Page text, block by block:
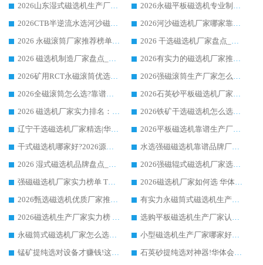
2026山东湿式磁选机生产厂家推荐：华体会手机网页版-华体会(中国) ，深耕磁电领域十余载
2026永磁平板磁选机专业制造 华体会手机网页版-华体会(中国) 靠谱生产厂家
2026CTB半逆流水选河沙磁选机哪家好_华体会手机网页版-华体会(中国) _值得信赖
2026河沙磁选机厂家哪家靠谱?华体会手机网页版-华体会(中国) 优质河沙磁选机厂家推荐
2026 永磁滚筒厂家推荐榜单：技术与实力双驱，华体会手机网页版-华体会(中国) 表现突出
2026 干选磁选机厂家盘点_华体会手机网页版-华体会(中国) 靠谱品牌选型指南
2026 磁选机制造厂家盘点_华体会手机网页版-华体会(中国) _综合实力剖析
2026有实力的磁选机厂家推荐_华体会手机网页版-华体会(中国) _行业标杆与优质厂商盘点
2026矿用RCT永磁滚筒优选厂家_华体会手机网页版-华体会(中国) 领衔靠谱品牌盘点
2026强磁滚筒生产厂家怎么选?行业口碑推荐华体会手机网页版-华体会(中国)
2026全磁滚筒怎么选?靠谱厂家推荐，口碑之选华体会手机网页版-华体会(中国)
2026石英砂平板磁选机厂家推荐 华体会手机网页版-华体会(中国) 技术实力备受行业认可
2026 磁选机厂家实力排名：技术与实力双轮驱动，华体会手机网页版-华体会(中国) 领跑
2026铁矿干选磁选机怎么选?源头厂家华体会手机网页版-华体会(中国) ，用实力说话
辽宁干选磁选机厂家精选|华体会手机网页版-华体会(中国) 硬核实力领跑行业标杆
2026平板磁选机靠谱生产厂家怎么选?行业标杆华体会手机网页版-华体会(中国) ，凭硬实力脱颖而出
干式磁选机哪家好?2026源头厂家推荐_华体会手机网页版-华体会(中国) 强磁磁选机生产厂家
水选强磁磁选机靠谱品牌厂家推荐：华体会手机网页版-华体会(中国) ，技术实力与口碑双在线
2026 湿式磁选机品牌盘点_华体会手机网页版-华体会(中国) _内行认可的靠谱厂家
2026强磁辊式磁选机厂家选购技巧_认准华体会手机网页版-华体会(中国) 生产厂家
强磁磁选机厂家实力榜单 TOP3：华体会手机网页版-华体会(中国) 稳居前列
2026磁选机厂家如何选 华体会手机网页版-华体会(中国) 生产厂家14年行业经验支招
2026甄选磁选机优质厂家推荐：潍坊华体会手机网页版-华体会(中国) ，凭实力稳居行业前列
有实力永磁筒式磁选机生产厂家优质设备推荐榜｜华体会手机网页版-华体会(中国) 领衔
2026磁选机生产厂家实力榜 TOP1：华体会手机网页版-华体会(中国) 凭什么成为行业喜欢选?
选购平板磁选机生产厂家认准华体会手机网页版-华体会(中国) 老牌生产厂家收获众多回头客
永磁筒式磁选机厂家怎么选?14 年老厂华体会手机网页版-华体会(中国) 凭实力出圈，这 5 大优势太圈粉
小型磁选机生产厂家哪家好?2026 年实测推荐，华体会手机网页版-华体会(中国) 十年口碑厂值得闭眼入
锰矿提纯选对设备才赚钱!这家临朐厂家的强磁辊磁选机凭啥成行业标杆?
石英砂提纯选对神器!华体会手机网页版-华体会(中国) 强磁辊式磁选机价格优势全解析(2026 实测)